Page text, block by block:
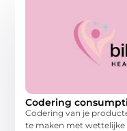
Codering
Codering van je
te maken met wettelijke